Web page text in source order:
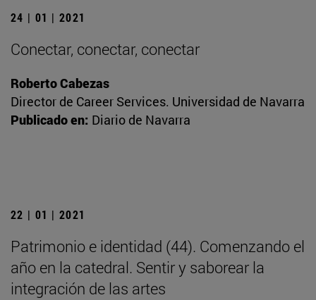
24 | 01 | 2021
Conectar, conectar, conectar
Roberto Cabezas
Director de Career Services. Universidad de Navarra
Publicado en: Diario de Navarra
22 | 01 | 2021
Patrimonio e identidad (44). Comenzando el
año en la catedral. Sentir y saborear la
integración de las artes